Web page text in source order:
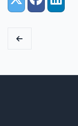
X (Twitter)
Facebook